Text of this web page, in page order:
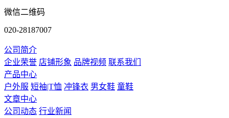
微信二维码
020-28187007
公司简介
企业荣誉 店铺形象 品牌视频 联系我们
产品中心
户外服 短袖|T恤 冲锋衣 男女鞋 童鞋
文章中心
公司动态 行业新闻